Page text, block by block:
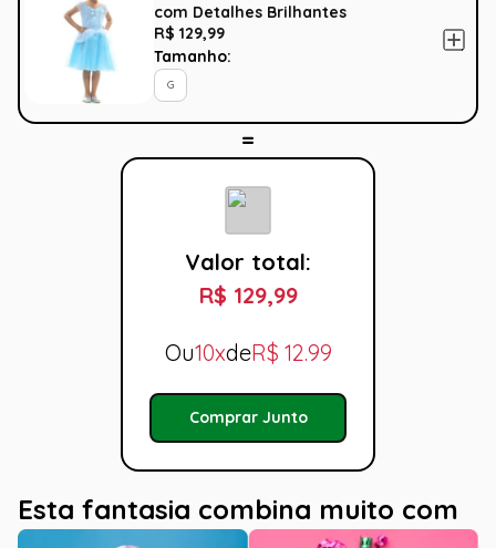
com Detalhes Brilhantes
R$ 129,99
Tamanho:
G
Valor total:
R$ 129,99
Ou10xdeR$ 12.99
Comprar Junto
Esta fantasia combina muito com